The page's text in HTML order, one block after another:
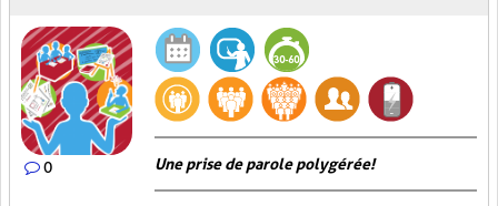
0 Une prise de parole polygérée!